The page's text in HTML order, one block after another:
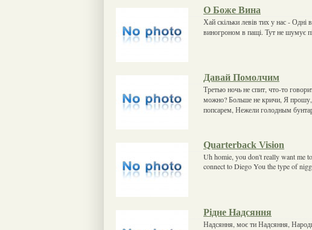
О Боже Вина
Хай скільки левів тих у нас - Одні
виногроном в пащі. Тут не шумує
Давай Помолчим
Третью ночь не спит, что-то
можно? Больше не кричи, Я
попсарем, Нежели голодным
Quarterback Vision
Uh homie, you don't really want me
connect to Diego You the type of
Рідне Надсяння
Надсяння, моє ти Надсяння,